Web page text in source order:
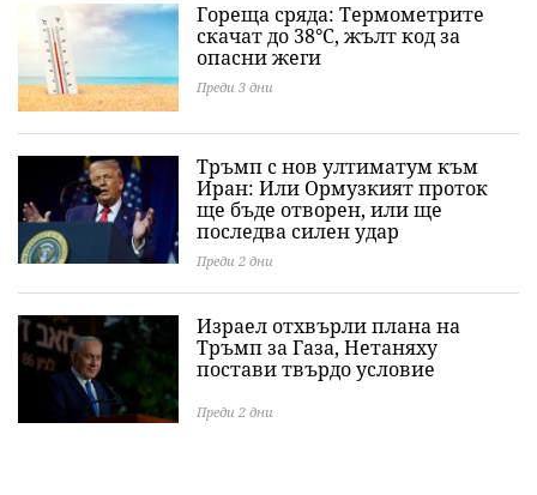
Гореща сряда: Термометрите
скачат до 38°C, жълт код за
опасни жеги
Преди 3 дни
Тръмп с нов ултиматум към
Иран: Или Ормузкият проток
ще бъде отворен, или ще
последва силен удар
Преди 2 дни
Израел отхвърли плана на
Тръмп за Газа, Нетаняху
постави твърдо условие
Преди 2 дни